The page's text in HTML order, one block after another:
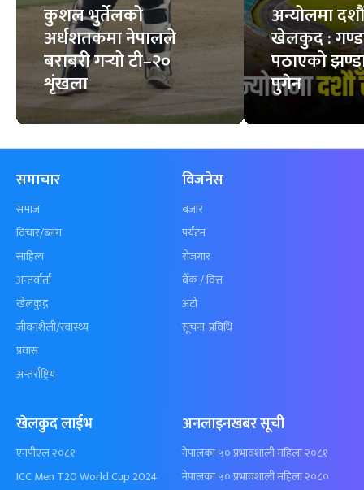
कुशल भुर्तेलको
अर्धशतकमा नेपालले
बराबरी गर्‍यो टी–२०
शृंखला
अन्योलमा दशौँ
खेलकुद :
पठाएको
पुगेन
समाचार
समाज
विचार/ब्लग
साहित्य
अन्तर्वार्ता
खेलकुद़़
जीवनशैली/स्वास्थ्य
प्रवास
अन्तर्राष्ट्रिय
विजनेस
बजार
पर्यटन
रोजगार
बैँक / वित्त
अटो
सूचना-प्रविधि
खेलकुद लाईभ
एनपीएल २०८१
ICC Men T20 World Cup 2024
अनलाइनखबर सूची
नेपालका ५० प्रभावशाली महिला २०८१
नेपालका ५० प्रभावशाली महिला २०८०